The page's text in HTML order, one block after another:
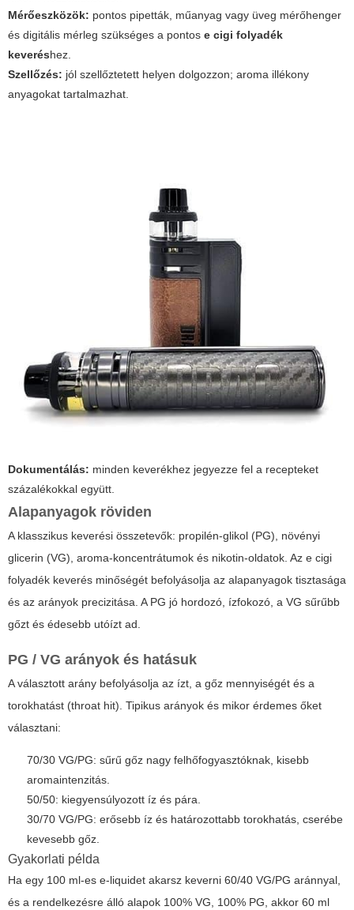
Mérőeszközök: pontos pipetták, műanyag vagy üveg mérőhenger
és digitális mérleg szükséges a pontos e cigi folyadék
keveréshez.
Szellőzés: jól szellőztetett helyen dolgozzon; aroma illékony
anyagokat tartalmazhat.
Dokumentálás: minden keverékhez jegyezze fel a recepteket
százalékokkal együtt.
Alapanyagok röviden
A klasszikus keverési összetevők: propilén-glikol (PG), növényi
glicerin (VG), aroma-koncentrátumok és nikotin-oldatok. Az e cigi
folyadék keverés minőségét befolyásolja az alapanyagok tisztasága
és az arányok precizitása. A PG jó hordozó, ízfokozó, a VG sűrűbb
gőzt és édesebb utóízt ad.
PG / VG arányok és hatásuk
A választott arány befolyásolja az ízt, a gőz mennyiségét és a
torokhatást (throat hit). Tipikus arányok és mikor érdemes őket
választani:
70/30 VG/PG: sűrű gőz nagy felhőfogyasztóknak, kisebb
aromaintenzitás.
50/50: kiegyensúlyozott íz és pára.
30/70 VG/PG: erősebb íz és határozottabb torokhatás, cserébe
kevesebb gőz.
Gyakorlati példa
Ha egy 100 ml-es e-liquidet akarsz keverni 60/40 VG/PG aránnyal,
és a rendelkezésre álló alapok 100% VG, 100% PG, akkor 60 ml